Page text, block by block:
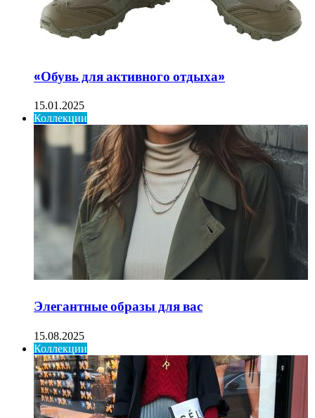
«Обувь для активного отдыха»
15.01.2025
Коллекции
Элегантные образы для вас
15.08.2025
Коллекции